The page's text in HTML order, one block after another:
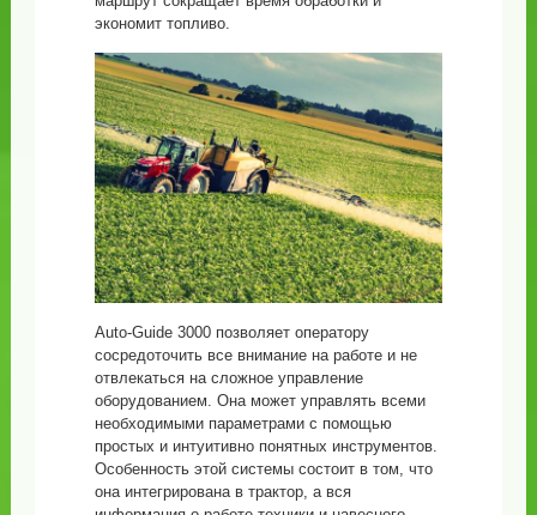
экономит топливо.
Auto-Guide 3000 позволяет оператору
сосредоточить все внимание на работе и не
отвлекаться на сложное управление
оборудованием. Она может управлять всеми
необходимыми параметрами с помощью
простых и интуитивно понятных инструментов.
Особенность этой системы состоит в том, что
она интегрирована в трактор, а вся